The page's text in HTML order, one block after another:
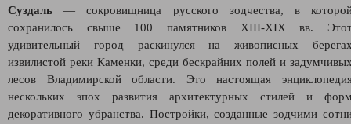
Суздаль — сокровищница русского зодчества, в
сохранилось свыше 100 памятников XIII-XIX вв.
удивительный город раскинулся на живописных
извилистой реки Каменки, среди бескрайних полей и
лесов Владимирской области. Это настоящая
нескольких эпох развития архитектурных стилей и
декоративного убранства. Постройки, созданные зодчими